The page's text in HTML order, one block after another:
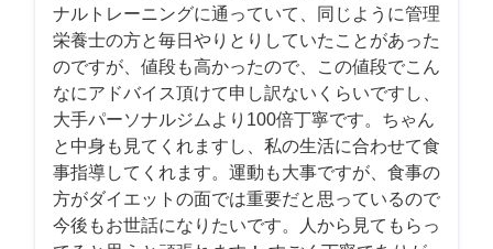
ナルトレーニングに通っていて、同じように管理
栄養士の方と毎日やりとりしていたことがあった
のですが、値段も高かったので、この値段でこん
なにアドバイス頂けて申し訳ないくらいですし、
大手パーソナルジムより100倍丁寧です。ちゃん
と中身も見てくれますし、私の生活に合わせて食
事指導してくれます。運動も大事ですが、食事の
方がダイエットの面では重要だと思っているので
今後もお世話になりたいです。人から見てもらっ